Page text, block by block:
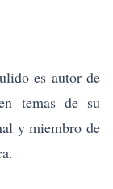
es autor de
temas de su
y miembro de